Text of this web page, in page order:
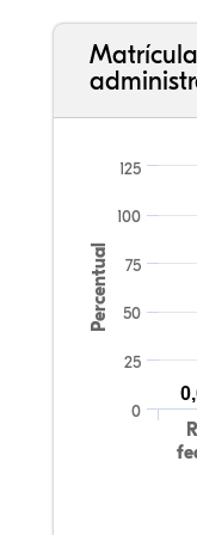
Percentual
0
25
50
75
100
125